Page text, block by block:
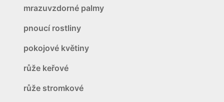
mrazuvzdorné palmy
pnoucí rostliny
pokojové květiny
růže keřové
růže stromkové